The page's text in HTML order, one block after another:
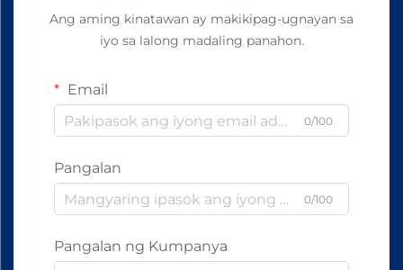
Ang aming kinatawan ay makikipag-ugnayan sa
iyo sa lalong madaling panahon.
Email
0/100
Pangalan
0/100
Pangalan ng Kumpanya